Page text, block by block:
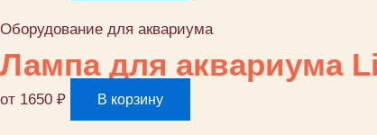
Оборудование для аквариума
Лампа для аквариума
от 1650 ₽ В корзину